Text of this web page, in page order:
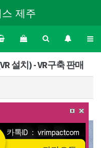
제주
설치) - VR구축 판매
) - VR구축 판매